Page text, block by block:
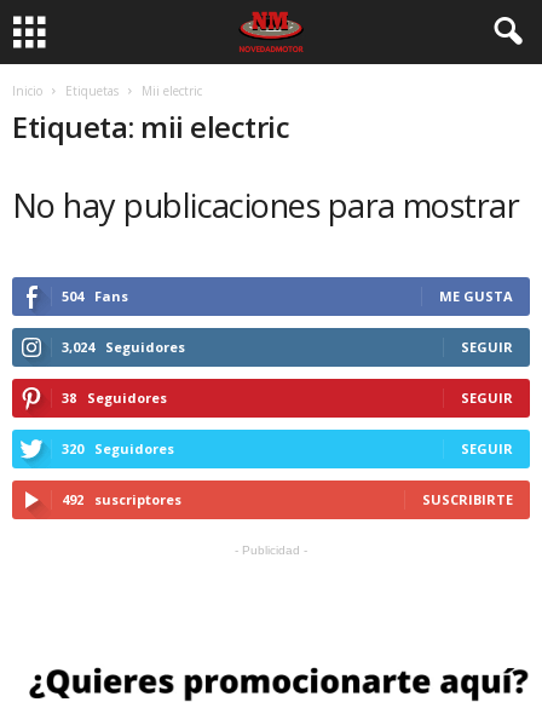
Inicio Etiquetas Mii electric
Etiqueta: mii electric
No hay publicaciones para mostrar
504 Fans ME GUSTA
3,024 Seguidores SEGUIR
38 Seguidores SEGUIR
320 Seguidores SEGUIR
492 suscriptores SUSCRIBIRTE
- Publicidad -